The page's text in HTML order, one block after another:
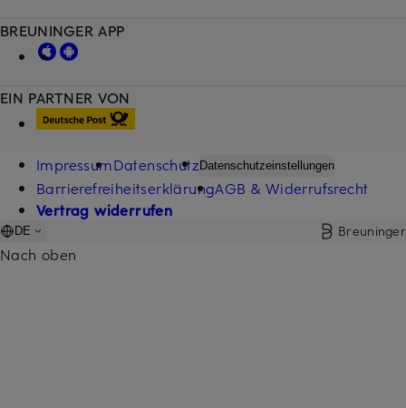
EIN PARTNER VON
BREUNINGER APP
ImpressumDatenschutz Datenschutzeinstellungen
BarrierefreiheitserklärungAGB & Widerrufsrecht
Vertrag widerrufen
DE Breuninger
Nach oben